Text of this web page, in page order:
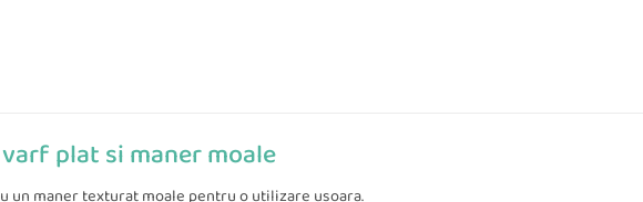
plat si maner moale
un maner texturat moale pentru o utilizare usoara.